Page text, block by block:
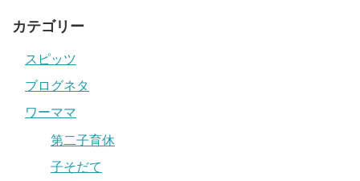
カテゴリー
スピッツ
ブログネタ
ワーママ
第二子育休
子そだて